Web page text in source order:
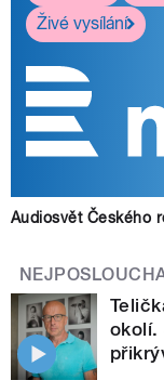
Živé vysílání
Audiosvět Českého
okolí.